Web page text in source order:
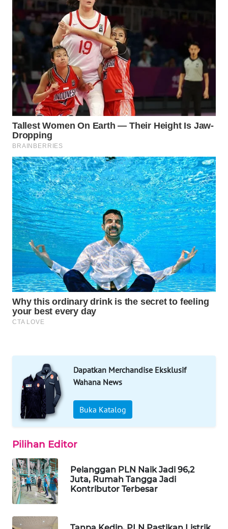
Dapatkan Merchandise Eksklusif
Wahana News
Buka Katalog
Pilihan Editor
Pelanggan PLN Naik Jadi 96,2
Juta, Rumah Tangga Jadi
Kontributor Terbesar
WAHANANEWS
CO ID
WAHANANEWS
NET
WAHANA
SPORT
WAHANA
UMKM
WAHANA
SELEB
WAHANA
PERSONA
WAHANA
OTOMOTIF
WAHANA
HEALTH
WAHANA
LAPAK
WAHANA
Wahana
Network
KONSUMEN
MASYARAKAT
KELISTRIKAN
WALINKI